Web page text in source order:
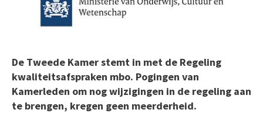
De Tweede Kamer stemt in met de Regeling
kwaliteitsafspraken mbo. Pogingen van
Kamerleden om nog wijzigingen in de regeling aan
te brengen, kregen geen meerderheid.